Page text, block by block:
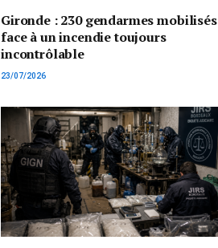
Gironde : 230 gendarmes mobilisés
face à un incendie toujours
incontrôlable
23/07/2026